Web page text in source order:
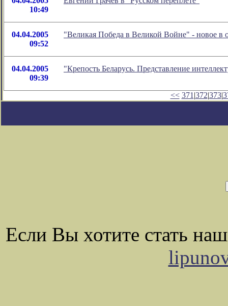
10:49
04.04.2005
09:52
"Великая Победа в Великой Войне" - новое в
04.04.2005
09:39
"Крепость Беларусь. Представление
<< 371 |372|373|
Если Вы хотите стать